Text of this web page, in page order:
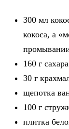
300 мл
кокоса, а
160 г
30 г
щепотка
100 г
плитка